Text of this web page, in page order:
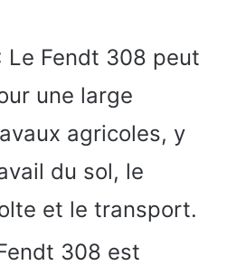
Le Fendt 308 peut
une large
agricoles, y
du sol, le
et le transport.
308 est